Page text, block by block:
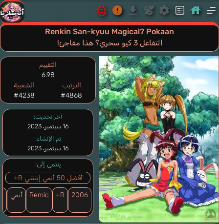
Renkin San-kyuu Magical? Pokaan
التفاعل 3 كيو سحري؟ هذا مفاجئ!
آخر تحديث:
16 سبتمبر، 2023
تم الإنشاء:
16 سبتمبر، 2023
ينتمي إلى:
أفضل 50 أنمي إيتشي R+
2006
R+
Remic أنمي
التقييم
6.98
الترتيب
#4868
الشعبية
#4238